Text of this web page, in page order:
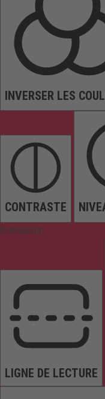
INVERSER LES
CONTRASTE
Orientation
LIGNE DE LECTURE